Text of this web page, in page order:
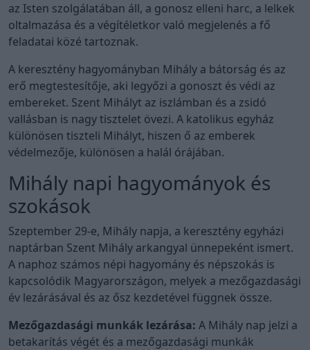
az Isten szolgálatában áll, a gonosz elleni harc, a lelkek
oltalmazása és a végítéletkor való megjelenés a fő
feladatai közé tartoznak.
A keresztény hagyományban Mihály a bátorság és az
erő megtestesítője, aki legyőzi a gonoszt és védi az
embereket. Szent Mihályt az iszlámban és a zsidó
vallásban is nagy tisztelet övezi. A katolikus egyház
különösen tiszteli Mihályt, hiszen ő az emberek
védelmezője, különösen a halál órájában.
Mihály napi hagyományok és
szokások
Szeptember 29-e, Mihály napja, a keresztény egyházi
naptárban Szent Mihály arkangyal ünnepeként ismert.
A naphoz számos népi hagyomány és népszokás is
kapcsolódik Magyarországon, melyek a mezőgazdasági
év lezárásával és az ősz kezdetével függnek össze.
Mezőgazdasági munkák lezárása: A Mihály nap jelzi a
betakarítás végét és a mezőgazdasági munkák